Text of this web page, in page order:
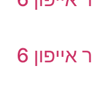
ניקוי ותיקון קורוזיה עבור אייפון 6